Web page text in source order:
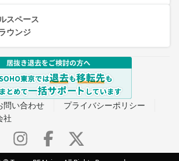
スペース
ウンジ
問い合わせ
プライバシーポリシー
社